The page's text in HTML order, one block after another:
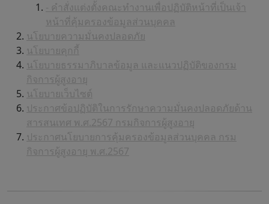
- คำสั่งแต่งตั้งคณะทำงานเพื่อปฏิบัติหน้าที่เป็นเจ้า
หน้าที่คุ้มครองข้อมูลส่วนบุคคล
นโยบายความมั่นคงปลอดภัย
นโยบายคุกกี้
นโยบายธรรมาภิบาลข้อมูล และแนวปฏิบัติของกรม
กิจการผู้สูงอายุ
นโยบายเว็บไซต์
ประกาศข้อปฏิบัติในการรักษาความมั่นคงปลอดภัยด้าน
สารสนเทศ พ.ศ.2567 กรมกิจการผู้สูงอายุ
ประกาศนโยบายการคุ้มครองข้อมูลส่วนบุคคล กรม
กิจการผู้สูงอายุ พ.ศ.2567